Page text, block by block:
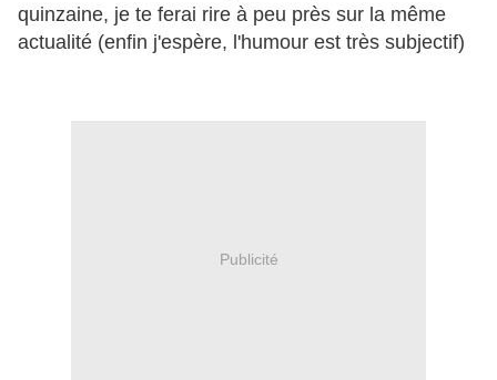
quinzaine, je te ferai rire à peu près sur la même
actualité (enfin j'espère, l'humour est très subjectif)
Publicité